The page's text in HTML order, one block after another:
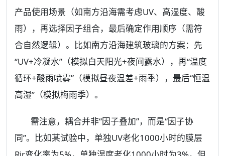
产品使用场景（如南方沿海需考虑UV、高湿度、酸
雨），再选择因子组合，最后确定作用顺序（需符
合自然逻辑）。比如南方沿海建筑玻璃的方案：先
“UV+冷凝水”（模拟白天阳光+夜间露水），再“温度
循环+酸雨喷雾”（模拟昼夜温差+雨季），最后“恒温
高湿”（模拟梅雨季）。
需注意，耦合并非“因子叠加”，而是“因子协
同”。比如某试验中，单独UV老化1000小时的膜层